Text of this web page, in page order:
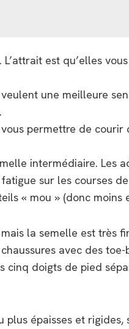
est qu’elles
une meilleure
permettre de
intermédiaire. Les
sur les courses
« mou » (donc moins
la semelle est très
avec des
doigts de pied
épaisses et